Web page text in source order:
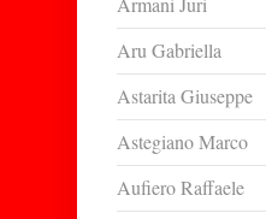
Aru Gabriella
Astarita Giuseppe
Astegiano Marco
Aufiero Raffaele